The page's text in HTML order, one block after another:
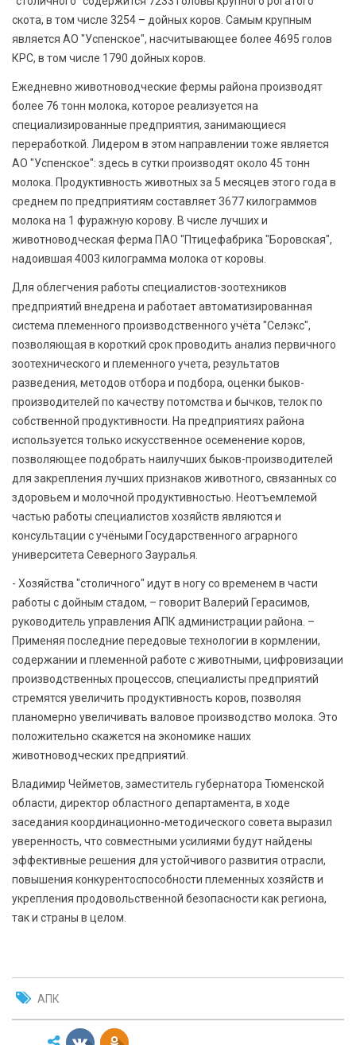
скота, в том числе 3254 – дойных коров. Самым крупным
является АО "Успенское", насчитывающее более 4695 голов
КРС, в том числе 1790 дойных коров.
Ежедневно животноводческие фермы района производят
более 76 тонн молока, которое реализуется на
специализированные предприятия, занимающиеся
переработкой. Лидером в этом направлении тоже является
АО "Успенское": здесь в сутки производят около 45 тонн
молока. Продуктивность животных за 5 месяцев этого года в
среднем по предприятиям составляет 3677 килограммов
молока на 1 фуражную корову. В числе лучших и
животноводческая ферма ПАО "Птицефабрика "Боровская",
надоившая 4003 килограмма молока от коровы.
Для облегчения работы специалистов-зоотехников
предприятий внедрена и работает автоматизированная
система племенного производственного учёта "Селэкс",
позволяющая в короткий срок проводить анализ первичного
зоотехнического и племенного учета, результатов
разведения, методов отбора и подбора, оценки быков-
производителей по качеству потомства и бычков, телок по
собственной продуктивности. На предприятиях района
используется только искусственное осеменение коров,
позволяющее подобрать наилучших быков-производителей
для закрепления лучших признаков животного, связанных со
здоровьем и молочной продуктивностью. Неотъемлемой
частью работы специалистов хозяйств являются и
консультации с учёными Государственного аграрного
университета Северного Зауралья.
- Хозяйства "столичного" идут в ногу со временем в части
работы с дойным стадом, – говорит Валерий Герасимов,
руководитель управления АПК администрации района. –
Применяя последние передовые технологии в кормлении,
содержании и племенной работе с животными, цифровизации
производственных процессов, специалисты предприятий
стремятся увеличить продуктивность коров, позволяя
планомерно увеличивать валовое производство молока. Это
положительно скажется на экономике наших
животноводческих предприятий.
Владимир Чейметов, заместитель губернатора Тюменской
области, директор областного департамента, в ходе
заседания координационно-методического совета выразил
уверенность, что совместными усилиями будут найдены
эффективные решения для устойчивого развития отрасли,
повышения конкурентоспособности племенных хозяйств и
укрепления продовольственной безопасности как региона,
так и страны в целом.
АПК